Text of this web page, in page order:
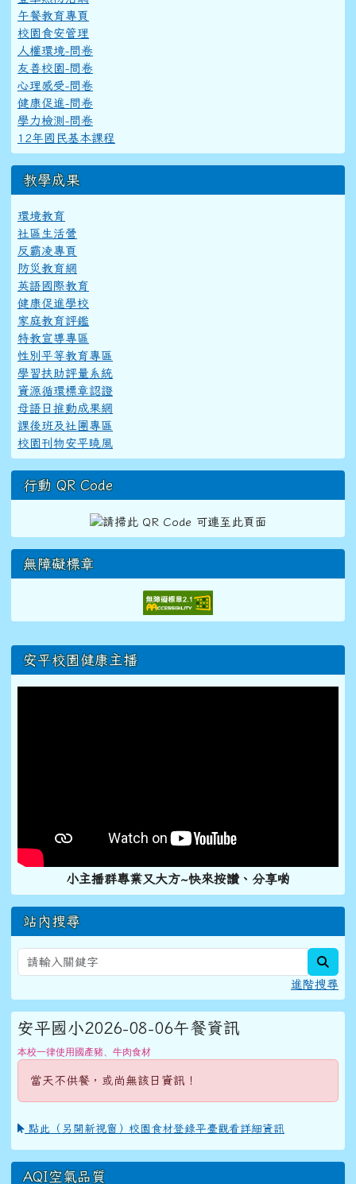
午餐教育專頁
校園食安管理
人權環境-問卷
友善校園-問卷
心理感受-問卷
健康促進-問卷
學力檢測-問卷
12年國民基本課程
教學成果
環境教育
社區生活營
反霸凌專頁
防災教育網
英語國際教育
健康促進學校
家庭教育評鑑
特教宣導專區
性別平等教育專區
學習扶助評量系統
資源循環標章認證
母語日推動成果網
課後班及社團專區
校園刊物安平曉風
行動 QR Code
無障礙標章
右邊區域內容
安平校園健康主播
小主播群專業又大方~快來按讚、分享喲
站內搜尋
進階搜尋
安平國小2026-08-06午餐資訊
本校一律使用國產豬、牛肉食材
當天不供餐，或尚無該日資訊！
點此（另開新視窗）校園食材登錄平臺觀看詳細資訊
AQI空氣品質